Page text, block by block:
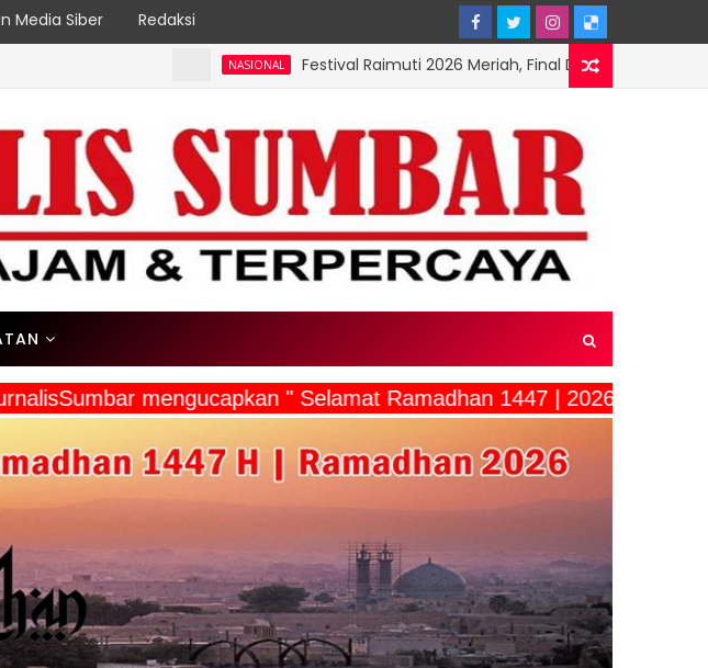
Media Siber Redaksi
Festival Raimuti 2026 Meriah, Final Dayung dan Perahu Mesin 15
mengucapkan " Selamat Ramadhan 1447 | 2026"